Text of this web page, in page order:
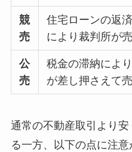
競
売
住宅ローンの返
により裁判所が
公
売
税金の滞納によ
が差し押さえて
通常の不動産取引より
る一方、以下の点に注意